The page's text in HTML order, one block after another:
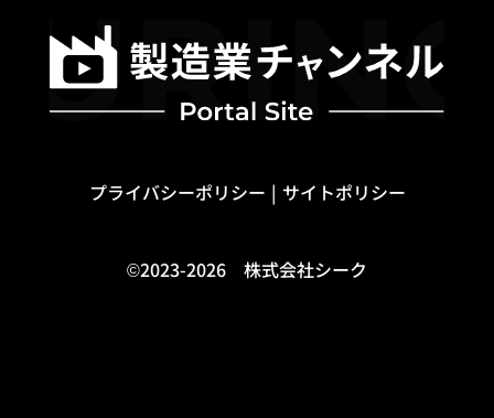
プライバシーポリシー サイトポリシー
©2023-2026 株式会社シーク